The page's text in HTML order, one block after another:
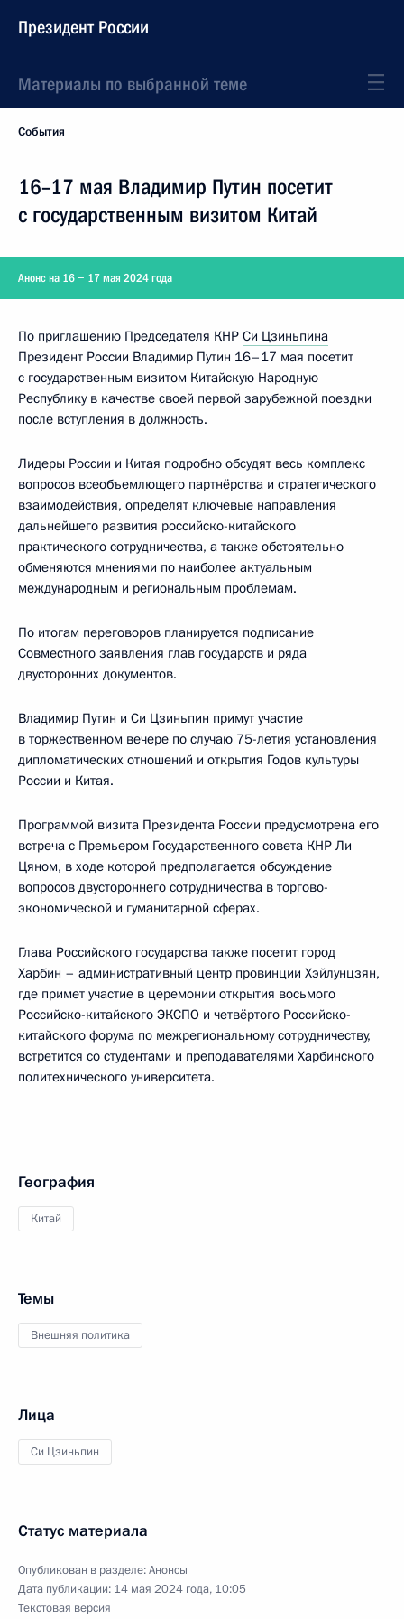
Президент России
Материалы по выбранной теме
События
16–17 мая Владимир Путин посетит
с государственным визитом Китай
Анонс на 16 − 17 мая 2024 года
По приглашению Председателя КНР Си Цзиньпина
Президент России Владимир Путин 16–17 мая посетит
с государственным визитом Китайскую Народную
Республику в качестве своей первой зарубежной поездки
после вступления в должность.
Лидеры России и Китая подробно обсудят весь комплекс
вопросов всеобъемлющего партнёрства и стратегического
взаимодействия, определят ключевые направления
дальнейшего развития российско-китайского
практического сотрудничества, а также обстоятельно
обменяются мнениями по наиболее актуальным
международным и региональным проблемам.
По итогам переговоров планируется подписание
Совместного заявления глав государств и ряда
двусторонних документов.
Владимир Путин и Си Цзиньпин примут участие
в торжественном вечере по случаю 75-летия установления
дипломатических отношений и открытия Годов культуры
России и Китая.
Программой визита Президента России предусмотрена его
встреча с Премьером Государственного совета КНР Ли
Цяном, в ходе которой предполагается обсуждение
вопросов двустороннего сотрудничества в торгово-
экономической и гуманитарной сферах.
Глава Российского государства также посетит город
Харбин – административный центр провинции Хэйлунцзян,
где примет участие в церемонии открытия восьмого
Российско-китайского ЭКСПО и четвёртого Российско-
китайского форума по межрегиональному сотрудничеству,
встретится со студентами и преподавателями Харбинского
политехнического университета.
География
Китай
Темы
Внешняя политика
Лица
Си Цзиньпин
Статус материала
Опубликован в разделе:Анонсы
Дата публикации: 14 мая 2024 года, 10:05
Текстовая версия